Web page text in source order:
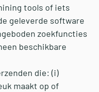
tools of iets
geleverde software
zoekfuncties
beschikbare
die: (i)
maakt op of